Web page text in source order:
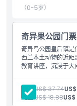
排除项
需要了解的事项
（0-5岁）
奇异果公园门票
奇异鸟公园皇后镇
西兰本土动物的近
教育讲座，沉浸于大
成人: US$ 37.74
儿童: US$ 18.88US$